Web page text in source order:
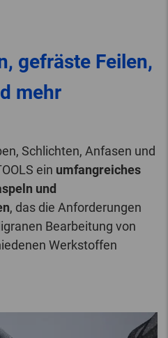
gefräste Feilen,
mehr
Schlichten, Anfasen und
ein umfangreiches
und
, das die Anforderungen
Bearbeitung von
Werkstoffen